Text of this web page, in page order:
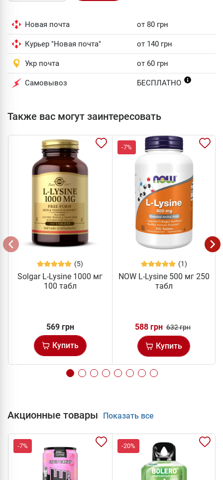
Новая почта от 80 грн
Курьер "Новая почта" от 140 грн
Укр почта от 60 грн
Самовывоз БЕСПЛАТНО
Также вас могут заинтересовать
(5)
Solgar L-Lysine 1000 мг
100 табл
569 грн
Купить
-7%
(1)
NOW L-Lysine 500 мг 250
табл
588 грн 632 грн
Купить
Акционные товары Показать все
-7% -20%